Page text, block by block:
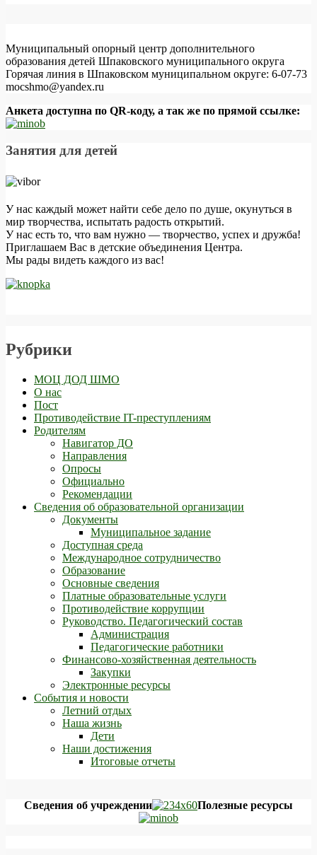
Муниципальный опорный центр дополнительного
образования детей Шпаковского муниципального округа
Горячая линия в Шпаковском муниципальном округе: 6-07-73
mocshmo@yandex.ru
Анкета доступна по QR-коду, а так же по прямой ссылке:
Занятия для детей
У нас каждый может найти себе дело по душе, окунуться в
мир творчества, испытать радость открытий.
У нас есть то, что вам нужно — творчество, успех и дружба!
Приглашаем Вас в детские объединения Центра.
Мы рады видеть каждого из вас!
Рубрики
МОЦ ДОД ШМО
О нас
Пост
Противодействие IT-преступлениям
Родителям
Навигатор ДО
Направления
Опросы
Официально
Рекомендации
Сведения об образовательной организации
Документы
Муниципальное задание
Доступная среда
Международное сотрудничество
Образование
Основные сведения
Платные образовательные услуги
Противодействие коррупции
Руководство. Педагогический состав
Администрация
Педагогические работники
Финансово-хозяйственная деятельность
Закупки
Электронные ресурсы
События и новости
Летний отдых
Наша жизнь
Дети
Наши достижения
Итоговые отчеты
Сведения об учреждении Полезные ресурсы